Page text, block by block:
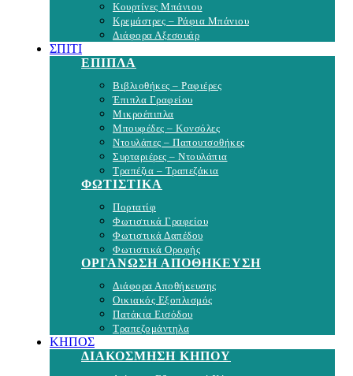
Κουρτίνες Μπάνιου
Κρεμάστρες – Ράφια Μπάνιου
Διάφορα Αξεσουάρ
ΣΠΙΤΙ
ΕΠΙΠΛΑ
Βιβλιοθήκες – Ραφιέρες
Έπιπλα Γραφείου
Μικροέπιπλα
Μπουφέδες – Κονσόλες
Ντουλάπες – Παπουτσοθήκες
Συρταριέρες – Ντουλάπια
Τραπέζια – Τραπεζάκια
ΦΩΤΙΣΤΙΚΑ
Πορτατίφ
Φωτιστικά Γραφείου
Φωτιστικά Δαπέδου
Φωτιστικά Οροφής
ΟΡΓΑΝΩΣΗ ΑΠΟΘΗΚΕΥΣΗ
Διάφορα Αποθήκευσης
Οικιακός Εξοπλισμός
Πατάκια Εισόδου
Τραπεζομάντηλα
ΚΗΠΟΣ
ΔΙΑΚΟΣΜΗΣΗ ΚΗΠΟΥ